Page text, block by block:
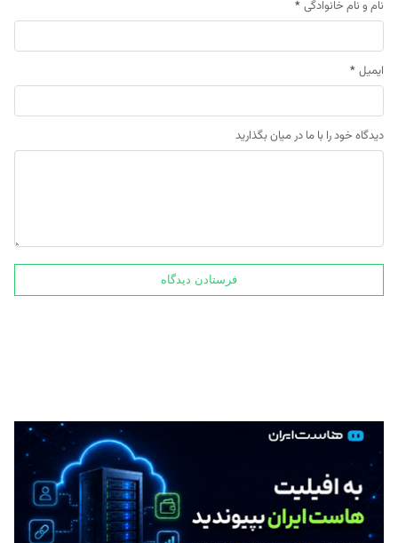
نام و نام خانوادگی *
ایمیل *
دیدگاه خود را با ما در میان بگذارید